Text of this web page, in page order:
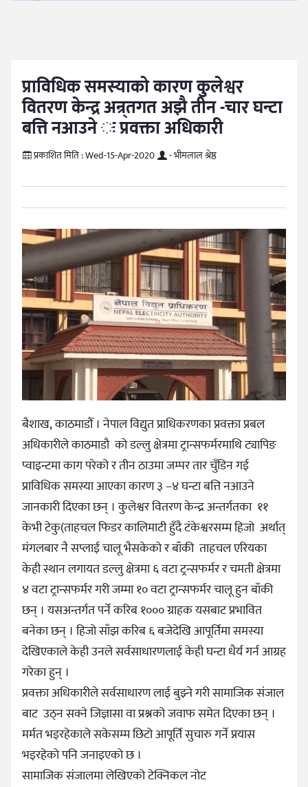
प्राविधिक समस्याको कारण कुलेश्वर
वितरण केन्द्र अन्र्तगत अझै तीन -चार घन्टा
बत्ति नआउने ः प्रवक्ता अधिकारी
प्रकाशित मिति :Wed-15-Apr-2020 - भीमलाल श्रेष्ठ
बैशाख, काठमाडौं । नेपाल विद्युत प्राधिकरणका प्रवक्ता प्रबल
अधिकारीले काठमाडौ को डल्लु क्षेत्रमा ट्रान्सफर्मरमाथि ट्यापिङ
प्वाइन्टमा काग परेको र तीन ठाउमा जम्पर तार चुँडिन गई
प्राविधिक समस्या आएका कारण ३ –४ घन्टा बत्ति नआउने
जानकारी दिएका छन् । कुलेश्वर वितरण केन्द्र अन्तर्गतका ११
केभी टेकु(ताहचल फिडर कालिमाटी हुँदै टंकेश्वरसम्म हिजो अर्थात्
मंगलबार नै सप्लाई चालू भैसकेको र बाँकी ताहचल एरियका
केही स्थान लगायत डल्लु क्षेत्रमा ६ वटा ट्रन्सफर्मर र चमती क्षेत्रमा
४ वटा ट्रान्सफर्मर गरी जम्मा १० वटा ट्रान्सफर्मर चालू हुन बाँकी
छन् । यसअन्तर्गत पर्ने करिब १००० ग्राहक यसबाट प्रभावित
बनेका छन् । हिजो साँझ करिब ६ बजेदेखि आपूर्तिमा समस्या
देखिएकाले केही उनले सर्वसाधारणलाई केही घन्टा धैर्य गर्न आग्रह
गरेका हुन् ।
प्रवक्ता अधिकारीले सर्वसाधारण लाई बुझ्ने गरी सामाजिक संजाल
बाट उठ्न सक्ने जिज्ञासा वा प्रश्नको जवाफ समेत दिएका छन् ।
मर्मत भइरहेकाले सकेसम्म छिटो आपूर्ति सुचारु गर्ने प्रयास
भइरहेको पनि जनाइएको छ ।
सामाजिक संजालमा लेखिएको टेक्निकल नोट